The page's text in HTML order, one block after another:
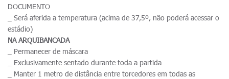
DOCUMENTO
_ Será aferida a temperatura (acima de 37,5º, não poderá acessar o
estádio)
NA ARQUIBANCADA
_ Permanecer de máscara
_ Exclusivamente sentado durante toda a partida
_ Manter 1 metro de distância entre torcedores em todas as